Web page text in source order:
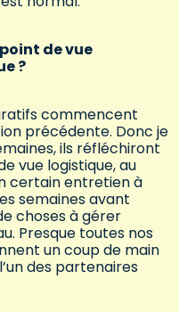
de vue
?
commencent
précédente. Donc je
ils réfléchiront
vue logistique, au
certain entretien à
semaines avant
choses à gérer
Presque toutes nos
un coup de main
des partenaires